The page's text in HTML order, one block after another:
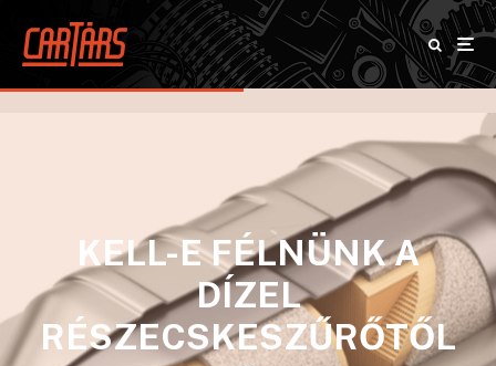
KELL-E FÉLNÜNK A
DÍZEL
RÉSZECSKESZŰRŐTŐL